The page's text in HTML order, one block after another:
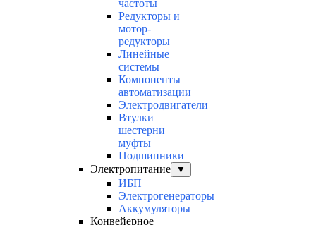
частоты
Редукторы и
мотор-
редукторы
Линейные
системы
Компоненты
автоматизации
Электродвигатели
Втулки
шестерни
муфты
Подшипники
Электропитание
▼
ИБП
Электрогенераторы
Аккумуляторы
Конвейерное